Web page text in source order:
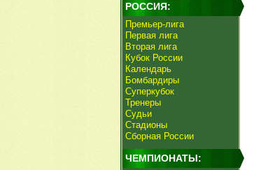
РОССИЯ:
Премьер-лига
Первая лига
Вторая лига
Кубок России
Календарь
Бомбардиры
Суперкубок
Тренеры
Судьи
Стадионы
Сборная России
ЧЕМПИОНАТЫ: